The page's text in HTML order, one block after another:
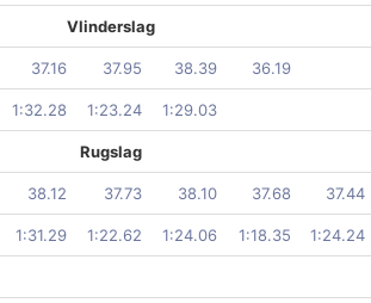
Vlinderslag
37.16 37.95 38.39 36.19
1:32.28 1:23.24 1:29.03
Rugslag
38.12 37.73 38.10 37.68 37.44
1:31.29 1:22.62 1:24.06 1:18.35 1:24.24